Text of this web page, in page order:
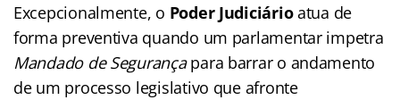
Excepcionalmente, o Poder Judiciárioatua de
forma preventiva quando um parlamentar impetra
Mandado de Segurançapara barrar o andamento
de um processo legislativo que afronte